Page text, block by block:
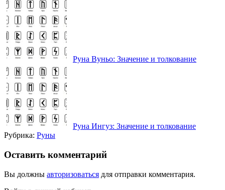
Руна Вуньо: Значение и толкование
Руна Ингуз: Значение и толкование
Рубрика: Руны
Оставить комментарий
Вы должны авторизоваться для отправки комментария.